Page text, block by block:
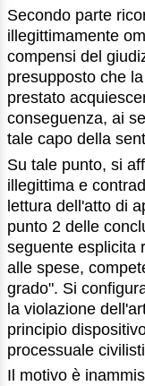
Secondo parte
illegittimamente
compensi del
presupposto che
prestato
conseguenza, ai
tale capo della
Su tale punto, si
illegittima e
lettura dell'atto di
punto 2 delle
seguente esplicita
alle spese,
grado". Si
la violazione
principio
processuale
Il motivo è